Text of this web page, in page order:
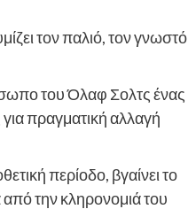
τον παλιό, τον γνωστό
του Όλαφ Σολτς ένας
πραγματική αλλαγή
περίοδο, βγαίνει το
την κληρονομιά του